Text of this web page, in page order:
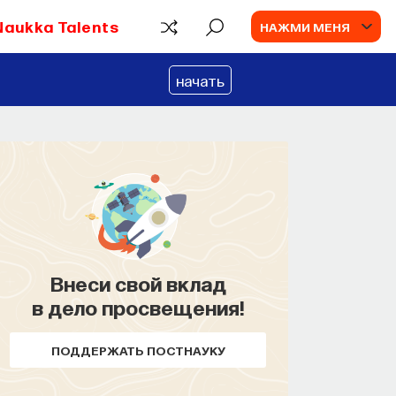
Talents НАЖМИ МЕНЯ
начать
Внеси свой вклад
в дело просвещения!
ПОДДЕРЖАТЬ ПОСТНАУКУ
Философский поиск:
начала